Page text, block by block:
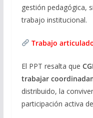
gestión pedagógica,
trabajo institucional.
Trabajo
El PPT resalta que
trabajar
distribuido, la
participación activa